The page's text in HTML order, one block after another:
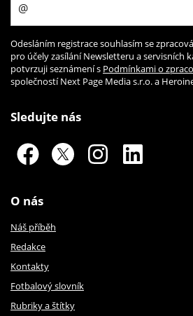
Odesláním registrace souhlasím se
pro účely zasílání Newsletteru a servisních
potvrzuji seznámení s Podmínkami o
společností Next Page Media s.r.o. a
Sledujte nás
O nás
Náš příběh
Redakce
Kontakty
Fotbalový slovník
Rubriky a štítky